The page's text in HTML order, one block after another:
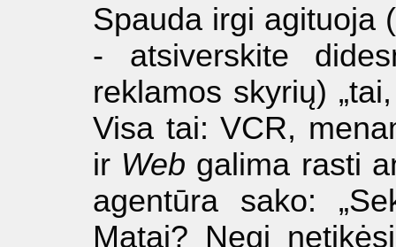
Spauda irgi agituoja
- atsiverskite
reklamos skyrių)
Visa tai: VCR,
ir Web galima rasti
agentūra sako:
Matai? Negi